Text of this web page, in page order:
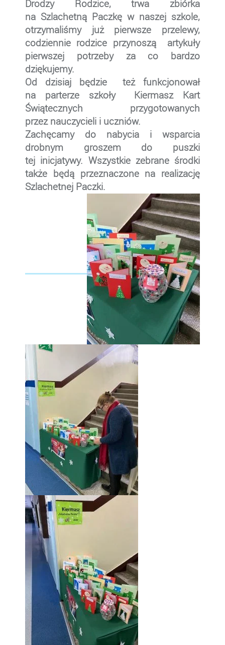
Drodzy Rodzice, trwa zbiórka
na Szlachetną Paczkę w naszej szkole,
otrzymaliśmy już pierwsze przelewy,
codziennie rodzice przynoszą artykuły
pierwszej potrzeby za co bardzo
dziękujemy.
Od dzisiaj będzie też funkcjonował
na parterze szkoły Kiermasz Kart
Świątecznych przygotowanych
przez nauczycieli i uczniów.
Zachęcamy do nabycia i wsparcia
drobnym groszem do puszki
tej inicjatywy. Wszystkie zebrane środki
także będą przeznaczone na realizację
Szlachetnej Paczki.